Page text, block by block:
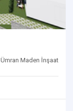
Ümran Maden İnşaat